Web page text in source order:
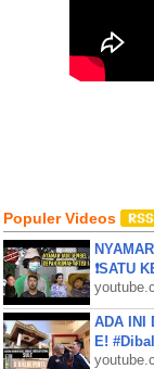
Populer Videos
❗SATU
ADA INI
E!